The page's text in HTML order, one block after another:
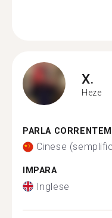
X.
Heze
PARLA
Cinese
IMPARA
Inglese